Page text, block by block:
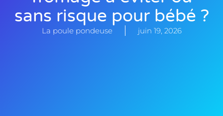
sans risque pour bébé ?
La poule pondeuse juin 19, 2026